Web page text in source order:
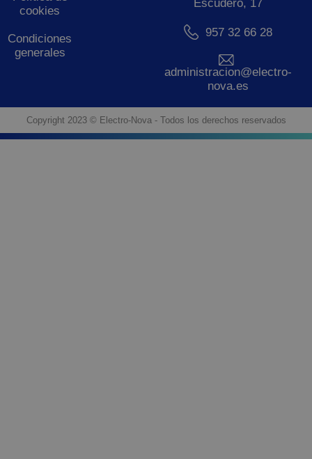
cookies
Condiciones
generales
Escudero, 17
957 32 66 28
administracion@electro-
nova.es
Copyright 2023 © Electro-Nova - Todos los derechos reservados